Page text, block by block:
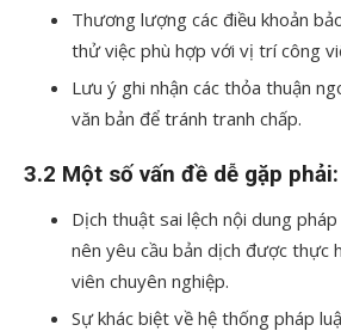
Thương lượng các điều khoản
thử việc phù hợp với vị trí công
Lưu ý ghi nhận các thỏa thuận
văn bản để tránh tranh chấp.
3.2 Một số vấn đề dễ gặp phải:
Dịch thuật sai lệch nội dung
nên yêu cầu bản dịch được thực
viên chuyên nghiệp.
Sự khác biệt về hệ thống pháp